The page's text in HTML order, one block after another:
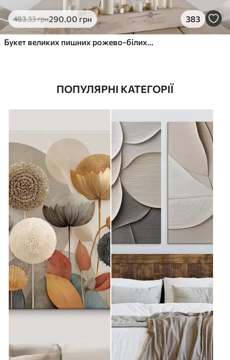
483.33грн290.00 грн 383
Букет великих пишних рожево-білих квітів півонії із зеленим листям на м’якому розмитому фоні
ПОПУЛЯРНІ КАТЕГОРІЇ